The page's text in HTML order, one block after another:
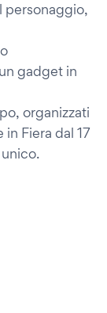
personaggio,
gadget in
organizzati
Fiera dal 17